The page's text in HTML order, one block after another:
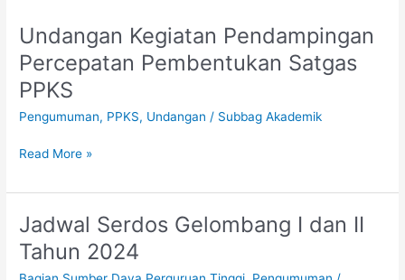
Undangan Kegiatan Pendampingan
Percepatan Pembentukan Satgas
PPKS
Pengumuman, PPKS, Undangan / Subbag Akademik
Undangan
Kegiatan
Pendampingan
Percepatan
Pembentukan
PPKS
Read More »
Jadwal Serdos Gelombang I dan II
Tahun 2024
Jadwal
Serdos
Gelombang